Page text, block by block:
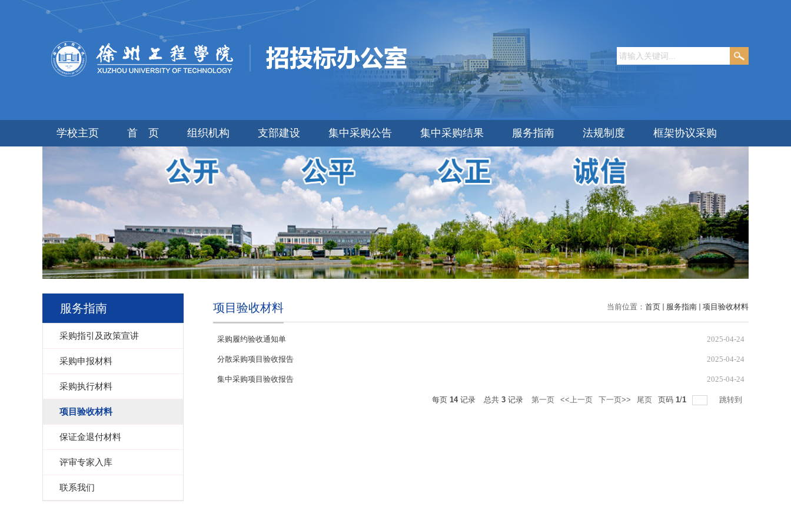
学校主页 首 页 组织机构 支部建设 集中采购公告 集中采购结果 服务指南 法规制度 框架协议采购
服务指南
采购指引及政策宣讲
采购申报材料
采购执行材料
项目验收材料
保证金退付材料
评审专家入库
联系我们
当前位置： 首页 服务指南 项目验收材料
项目验收材料
采购履约验收通知单 2025-04-24
分散采购项目验收报告 2025-04-24
集中采购项目验收报告 2025-04-24
每页 14记录 总共 3 记录 第一页 <<上一页 下一页>> 尾页 页码 1/1 跳转到